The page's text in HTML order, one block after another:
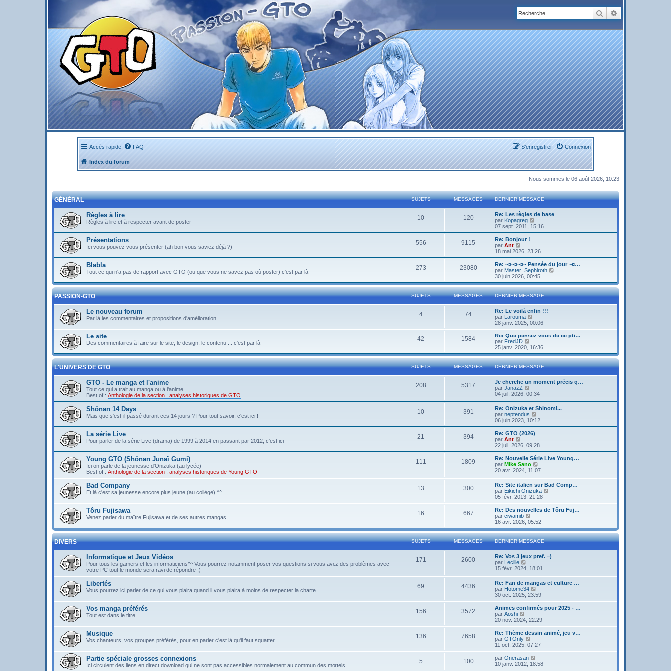
Rechercher
Accès rapide FAQ Connexion
S’enregistrer
Index du forum
Nous sommes le 06 août 2026, 10:23
GÉNÉRAL SUJETS MESSAGES DERNIER MESSAGE
Règles à lire
Règles à lire et à respecter avant de poster
10 120
Re: Les règles de base
par Kopagreg
o
i
e
r
n
i
e
r
m
e
s
a
g
e
07 sept. 2011, 15:16
Présentations
Ici vous pouvez vous présenter (ah bon vous saviez déjà ?)
556 9115
Re: Bonjour !
par Ant
o
i
r
l
e
e
r
n
i
e
r
m
e
s
s
a
g
e
18 mai 2026, 23:26
Blabla
Tout ce qui n'a pas de rapport avec GTO (ou que vous ne savez pas où poster) c'est par là
273 23080
Re: ~¤~¤~¤~ Pensée du jour ~¤…
par Master_Sephiroth
i
r
l
d
i
e
e
s
s
g
e
30 juin 2026, 00:45
PASSION-GTO SUJETS MESSAGES DERNIER MESSAGE
Le nouveau forum
Par là les commentaires et propositions d'amélioration
4 74
Re: Le voilà enfin !!!
par Larouma
o
i
r
e
e
r
n
i
e
m
s
s
a
g
28 janv. 2025, 00:06
Le site
Des commentaires à faire sur le site, le design, le contenu ... c'est par là
42 1584
Re: Que pensez vous de ce pti…
par FredJD
o
i
r
l
d
e
n
i
e
r
m
s
s
a
g
25 janv. 2020, 16:36
L'UNIVERS DE GTO SUJETS MESSAGES DERNIER MESSAGE
GTO - Le manga et l'anime
Tout ce qui a trait au manga ou à l'anime
Best of : Anthologie de la section : analyses historiques de GTO
208 5317
Je cherche un moment précis q…
par JanazZ
o
l
e
d
e
r
i
e
r
m
e
s
s
a
g
04 juil. 2026, 00:34
Shônan 14 Days
Mais que s'est-il passé durant ces 14 jours ? Pour tout savoir, c'est ici !
10 391
Re: Onizuka et Shinomi...
par neptendus
o
i
e
e
r
n
i
e
r
m
e
s
s
g
e
06 juin 2023, 10:12
La série Live
Pour parler de la série Live (drama) de 1999 à 2014 en passant par 2012, c'est ici
21 394
Re: GTO (2026)
par Ant
o
i
r
l
e
e
r
n
i
e
r
m
e
s
s
a
22 juil. 2026, 09:28
Young GTO (Shônan Junaï Gumi)
Ici on parle de la jeunesse d'Onizuka (au lycée)
Best of : Anthologie de la section : analyses historiques de Young GTO
111 1809
Re: Nouvelle Série Live Young…
par Mike Sano
o
l
e
d
r
i
e
r
m
s
a
g
e
20 avr. 2024, 11:07
Bad Company
Et là c'est sa jeunesse encore plus jeune (au collège) ^^
13 300
Re: Site italien sur Bad Comp…
par Eikichi Onizuka
i
r
e
r
i
e
s
s
05 févr. 2013, 21:28
Tôru Fujisawa
Venez parler du maître Fujisawa et de ses autres mangas...
16 667
Re: Des nouvelles de Tôru Fuj…
par ciwamib
o
i
r
l
d
e
n
i
e
r
m
s
a
g
16 avr. 2026, 05:52
DIVERS SUJETS MESSAGES DERNIER MESSAGE
Informatique et Jeux Vidéos
Pour tous les gamers et les informaticiens^^ Vous pourrez notamment poser vos questions si vous avez des problèmes avec
votre PC tout le monde sera ravi de répondre :)
171 2600
Re: Vos 3 jeux pref. =)
par Lecille
l
e
d
e
r
i
e
r
m
e
s
s
a
15 févr. 2024, 18:01
Libertés
Vous pourrez ici parler de ce qui vous plaira quand il vous plaira à moins de respecter la charte.....
69 4436
Re: Fan de mangas et culture …
par Hotome34
o
i
r
e
e
r
n
i
m
30 oct. 2025, 23:59
Vos manga préférés
Tout est dans le titre
156 3572
Animes confirmés pour 2025 - …
par Aoshi
o
i
r
l
e
d
r
n
20 nov. 2024, 22:29
Musique
Vos chanteurs, vos groupes préférés, pour en parler c'est là qu'il faut squatter
136 7658
Re: Thème dessin animé, jeu v…
par GTOnly
o
i
r
l
11 oct. 2025, 07:27
Partie spéciale grosses connexions
Ici circulent des liens en direct download qui ne sont pas accessibles normalement au commun des mortels...
5 100 par Onerasan
o
10 janv. 2012, 18:58